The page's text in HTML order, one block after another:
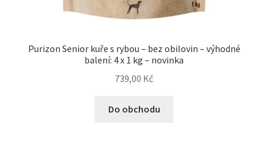
Purizon Senior kuře s rybou – bez obilovin – výhodné
balení: 4 x 1 kg – novinka
739,00 Kč
Do obchodu